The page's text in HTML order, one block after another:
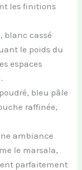
les finitions
blanc cassé
le poids du
espaces
bleu pâle
raffinée,
ambiance
le marsala,
parfaitement